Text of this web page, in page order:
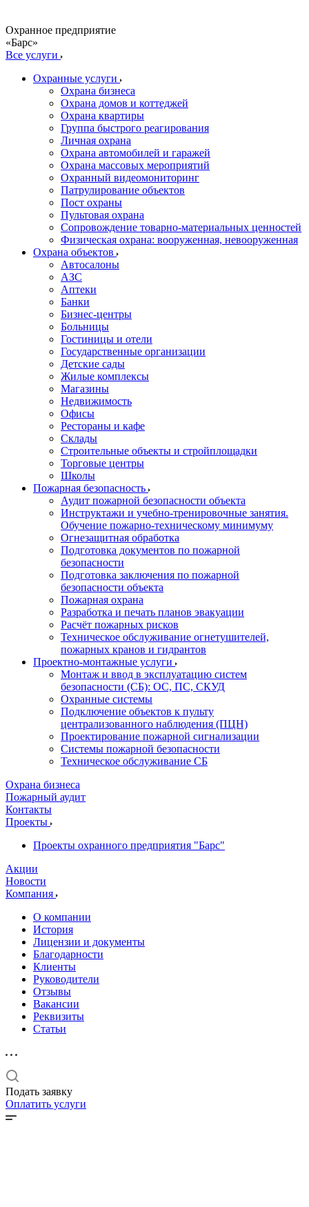
Охранное предприятие
«Барс»
Все услуги
Охранные услуги
Охрана бизнеса
Охрана домов и коттеджей
Охрана квартиры
Группа быстрого реагирования
Личная охрана
Охрана автомобилей и гаражей
Охрана массовых мероприятий
Охранный видеомониторинг
Патрулирование объектов
Пост охраны
Пультовая охрана
Сопровождение товарно-материальных ценностей
Физическая охрана: вооруженная, невооруженная
Охрана объектов
Автосалоны
АЗС
Аптеки
Банки
Бизнес-центры
Больницы
Гостиницы и отели
Государственные организации
Детские сады
Жилые комплексы
Магазины
Недвижимость
Офисы
Рестораны и кафе
Склады
Строительные объекты и стройплощадки
Торговые центры
Школы
Пожарная безопасность
Аудит пожарной безопасности объекта
Инструктажи и учебно-тренировочные занятия.
Обучение пожарно-техническому минимуму
Огнезащитная обработка
Подготовка документов по пожарной
безопасности
Подготовка заключения по пожарной
безопасности объекта
Пожарная охрана
Разработка и печать планов эвакуации
Расчёт пожарных рисков
Техническое обслуживание огнетушителей,
пожарных кранов и гидрантов
Проектно-монтажные услуги
Монтаж и ввод в эксплуатацию систем
безопасности (СБ): ОС, ПС, СКУД
Охранные системы
Подключение объектов к пульту
централизованного наблюдения (ПЦН)
Проектирование пожарной сигнализации
Системы пожарной безопасности
Техническое обслуживание СБ
Охрана бизнеса
Пожарный аудит
Контакты
Проекты
Проекты охранного предприятия "Барс"
Акции
Новости
Компания
О компании
История
Лицензии и документы
Благодарности
Клиенты
Руководители
Отзывы
Вакансии
Реквизиты
Статьи
Подать заявку
Оплатить услуги